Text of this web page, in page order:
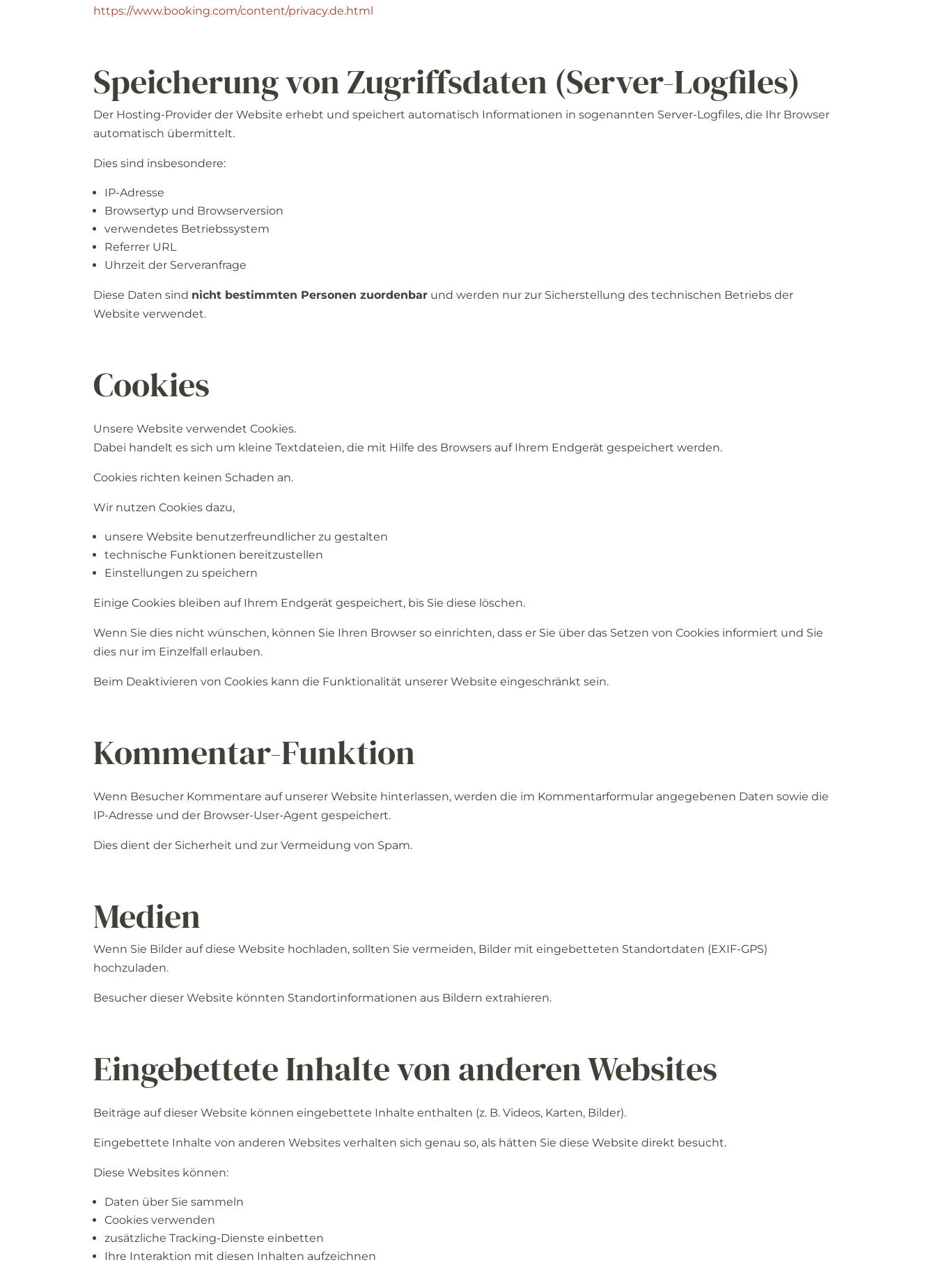
https://www.booking.com/content/privacy.de.html
SpeicherungvonZugriffsdaten (Server-Logfiles)
Der Hosting-ProviderderWebsiteerhebt undspeichert automatisch Informationen insogenannten Server-Logfiles,die Ihr Browser
automatisch übermittelt.
Diessind insbesondere:
IP-Adresse
Browsertyp und Browserversion
verwendetes Betriebssystem
Referrer URL
Uhrzeitder Serveranfrage
Diese Datensind nicht bestimmten Personenzuordenbar undwerden nurzur Sicherstellungdestechnischen Betriebsder
Websiteverwendet.
Cookies
UnsereWebsiteverwendetCookies.
Dabei handeltessich um kleineTextdateien,die mit Hilfedes Browsers auf Ihrem Endgerätgespeichertwerden.
Cookies richten keinen Schaden an.
Wir nutzenCookiesdazu,
unsereWebsite benutzerfreundlicherzugestalten
technische Funktionen bereitzustellen
Einstellungenzuspeichern
EinigeCookies bleiben auf Ihrem Endgerätgespeichert, bis Siediese löschen.
Wenn Siedies nichtwünschen, können Sie Ihren Browsersoeinrichten,dasser Sie überdas SetzenvonCookies informiert und Sie
dies nur im Einzelfallerlauben.
Beim DeaktivierenvonCookies kanndie Funktionalität unsererWebsiteeingeschränktsein.
Kommentar-Funktion
Wenn Besucher Kommentare auf unsererWebsite hinterlassen,werdendie im Kommentarformular angegebenen Datensowiedie
IP-Adresse undder Browser-User-Agentgespeichert.
Diesdientder Sicherheit undzurVermeidungvon Spam.
Medien
Wenn Sie Bilder aufdieseWebsite hochladen,sollten Sievermeiden, Bilder miteingebetteten Standortdaten (EXIF-GPS)
hochzuladen.
BesucherdieserWebsite könnten Standortinformationen aus Bildernextrahieren.
EingebetteteInhaltevonanderenWebsites
Beiträge aufdieserWebsite könneneingebettete Inhalteenthalten (z. B.Videos, Karten, Bilder).
Eingebettete Inhaltevon anderenWebsitesverhaltensichgenauso, als hätten SiedieseWebsitedirekt besucht.
DieseWebsites können:
Daten über Siesammeln
Cookiesverwenden
zusätzlicheTracking-Diensteeinbetten
Ihre Interaktion mitdiesen Inhalten aufzeichnen